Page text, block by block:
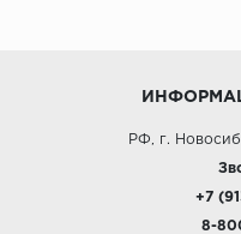
РФ, г.
+7
8-